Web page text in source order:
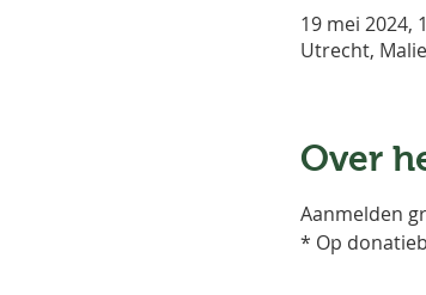
19 mei 2024,
Utrecht,
Over
Aanmelden
* Op